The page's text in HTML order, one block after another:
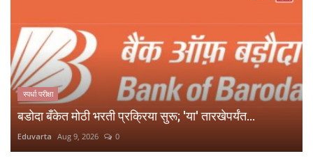
स्पर्धा परीक्षा
बडोदा बँकेत मोठी भरती प्रक्रिया सुरू; 'या' तारखेपर्यंत...
Eduvarta Aug 9, 2026 0